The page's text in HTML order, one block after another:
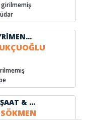
PRESTİJ GAYRİMENKUL VE DANIŞMANLIK
YÜZYIL İNŞAAT & EMLAK